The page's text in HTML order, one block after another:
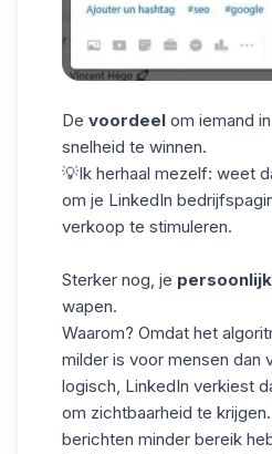
De voordeel om iemand
snelheid te winnen.
💡Ik herhaal mezelf: weet
om je LinkedIn
verkoop te stimuleren.
Sterker nog, je
wapen.
Waarom? Omdat het
milder is voor mensen dan
logisch, LinkedIn verkiest
om zichtbaarheid te
berichten minder bereik